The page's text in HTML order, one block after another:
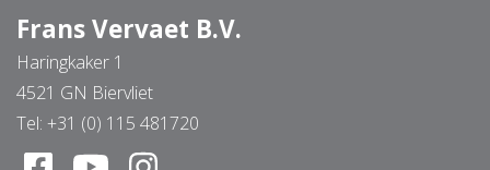
Frans Vervaet B.V.
Haringkaker 1
4521 GN Biervliet
Tel: +31 (0) 115 481720